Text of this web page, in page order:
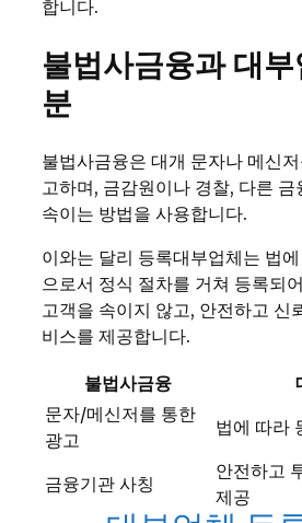
합니다.
불법사금융과 대
분
불법사금융은 대개 문자나 메신
고하며, 금감원이나 경찰, 다른
속이는 방법을 사용합니다.
이와는 달리 등록대부업체는 법
으로서 정식 절차를 거쳐 등록되
고객을 속이지 않고, 안전하고 신
비스를 제공합니다.
불법사금융
문자/메신저를 통한
광고
법에 따라
금융기관 사칭
안전하고
제공